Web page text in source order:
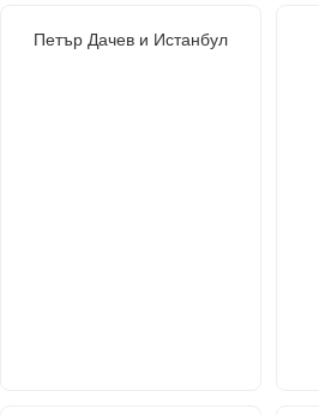
Петър Дачев и Истанбул